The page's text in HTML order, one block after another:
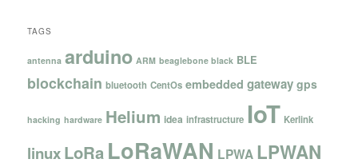
TAGS
antenna arduino ARM beaglebone black BLE
blockchain bluetooth CentOs embedded gateway gps
hacking hardware Helium idea infrastructure IoT Kerlink
linuxLoRa LoRaWAN LPWA LPWAN